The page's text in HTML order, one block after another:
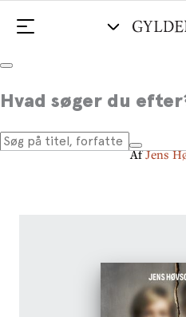
Hvad søger du
De bortførte
Når børn bliver et
AfJens